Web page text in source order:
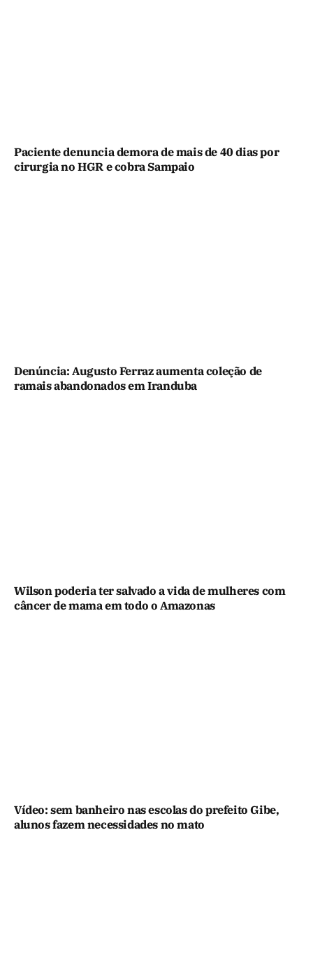
Paciente denuncia demora de mais de 40 dias por
cirurgia no HGR e cobra Sampaio
Denúncia: Augusto Ferraz aumenta coleção de
ramais abandonados em Iranduba
Wilson poderia ter salvado a vida de mulheres com
câncer de mama em todo o Amazonas
Vídeo: sem banheiro nas escolas do prefeito Gibe,
alunos fazem necessidades no mato